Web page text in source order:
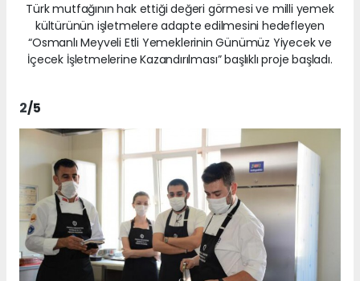
Türk mutfağının hak ettiği değeri görmesi ve milli yemek
kültürünün işletmelere adapte edilmesini hedefleyen
“Osmanlı Meyveli Etli Yemeklerinin Günümüz Yiyecek ve
İçecek İşletmelerine Kazandırılması” başlıklı proje başladı.
2/5